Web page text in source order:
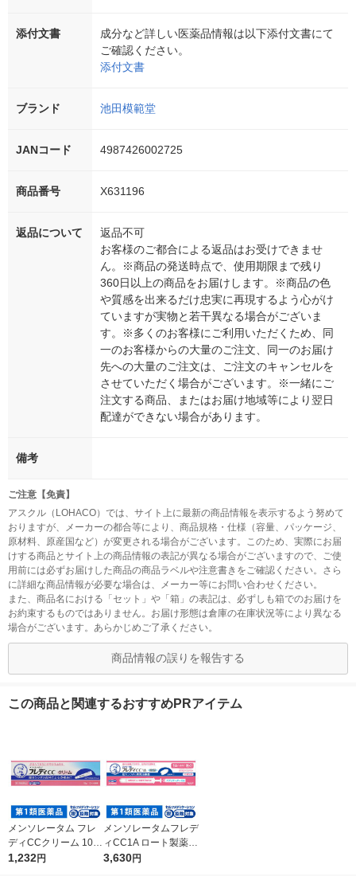
添付文書
成分など詳しい医薬品情報は以下添付文書にて
ご確認ください。
添付文書
ブランド 池田模範堂
JANコード 4987426002725
商品番号 X631196
返品について
返品不可
お客様のご都合による返品はお受けできませ
ん。※商品の発送時点で、使用期限まで残り
360日以上の商品をお届けします。※商品の色
や質感を出来るだけ忠実に再現するよう心がけ
ていますが実物と若干異なる場合がございま
す。※多くのお客様にご利用いただくため、同
一のお客様からの大量のご注文、同一のお届け
先への大量のご注文は、ご注文のキャンセルを
させていただく場合がございます。※一緒にご
注文する商品、またはお届け地域等により翌日
配達ができない場合があります。
備考
ご注意【免責】
アスクル（LOHACO）では、サイト上に最新の商品情報を表示するよう努めて
おりますが、メーカーの都合等により、商品規格・仕様（容量、パッケージ、
原材料、原産国など）が変更される場合がございます。このため、実際にお届
けする商品とサイト上の商品情報の表記が異なる場合がございますので、ご使
用前には必ずお届けした商品の商品ラベルや注意書きをご確認ください。さら
に詳細な商品情報が必要な場合は、メーカー等にお問い合わせください。
また、商品名における「セット」や「箱」の表記は、必ずしも箱でのお届けを
お約束するものではありません。お届け形態は倉庫の在庫状況等により異なる
場合がございます。あらかじめご了承ください。
商品情報の誤りを報告する
この商品と関連するおすすめPRアイテム
メンソレータム フレ
ディCCクリーム 10g
ロート製薬 ★控除★
1,232円
メンソレータムフレデ
ィCC1A ロート製薬
★控除★ 腟カンジダ
3,630円